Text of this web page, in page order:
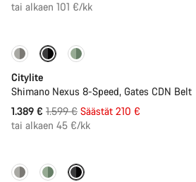
tai alkaen 101 €/kk
-13% Uusi
Citylite
Shimano Nexus 8-Speed, Gates CDN Belt
1.389 € Alkuperäinen
hinta
1.599 € Säästät 210 €
tai alkaen 45 €/kk
-13% Uusi